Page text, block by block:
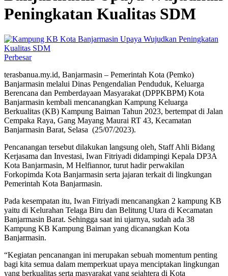
Peningkatan Kualitas SDM
Perbesar
terasbanua.my.id, Banjarmasin – Pemerintah Kota (Pemko)
Banjarmasin melalui Dinas Pengendalian Penduduk, Keluarga
Berencana dan Pemberdayaan Masyarakat (DPPKBPM) Kota
Banjarmasin kembali mencanangkan Kampung Keluarga
Berkualitas (KB) Kampung Baiman Tahun 2023, bertempat di Jalan
Cempaka Raya, Gang Mayang Maurai RT 43, Kecamatan
Banjarmasin Barat, Selasa (25/07/2023).
Pencanangan tersebut dilakukan langsung oleh, Staff Ahli Bidang
Kerjasama dan Investasi, Iwan Fitriyadi didampingi Kepala DP3A
Kota Banjarmasin, M Helfiannor, turut hadir perwakilan
Forkopimda Kota Banjarmasin serta jajaran terkait di lingkungan
Pemerintah Kota Banjarmasin.
Pada kesempatan itu, Iwan Fitriyadi mencanangkan 2 kampung KB
yaitu di Kelurahan Telaga Biru dan Belitung Utara di Kecamatan
Banjarmasin Barat. Sehingga saat ini ujarnya, sudah ada 38
Kampung KB Kampung Baiman yang dicanangkan Kota
Banjarmasin.
“Kegiatan pencanangan ini merupakan sebuah momentum penting
bagi kita semua dalam memperkuat upaya menciptakan lingkungan
yang berkualitas serta masyarakat yang sejahtera di Kota